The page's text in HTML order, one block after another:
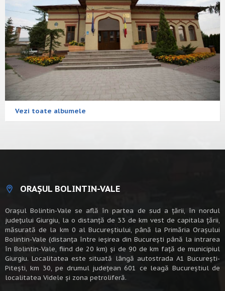
Vezi toate albumele
ORAȘUL BOLINTIN-VALE
Oraşul Bolintin-Vale se află în partea de sud a ţării, în nordul
judeţului Giurgiu, la o distanţă de 33 de km vest de capitala țării,
măsurată de la km 0 al Bucureștiului, până la Primăria Orașului
Bolintin-Vale (distanța între ieșirea din București până la intrarea
în Bolintin-Vale, fiind de 20 km) şi de 90 de km faţă de municipiul
Giurgiu. Localitatea este situată lângă autostrada A1 Bucureşti-
Piteşti, km 30, pe drumul judeţean 601 ce leagă Bucureştiul de
localitatea Videle şi zona petroliferă.